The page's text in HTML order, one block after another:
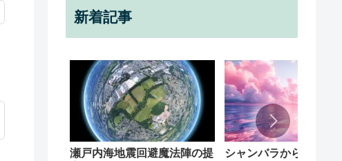
新着記事
瀬戸内海地震回避魔法陣の提
シャンバラからの回覧